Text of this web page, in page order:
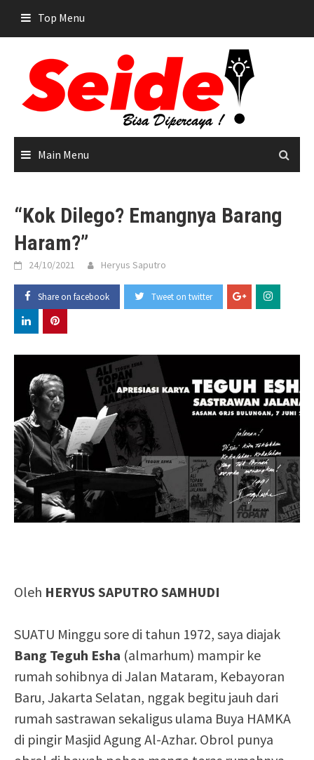
content
Top Menu
Main Menu
“Kok Dilego? Emangnya Barang
Haram?”
24/10/2021 Heryus Saputro
Share on facebook Tweet on twitter
Oleh HERYUS SAPUTRO SAMHUDI
SUATU Minggu sore di tahun 1972, saya diajak
Bang Teguh Esha (almarhum) mampir ke
rumah sohibnya di Jalan Mataram, Kebayoran
Baru, Jakarta Selatan, nggak begitu jauh dari
rumah sastrawan sekaligus ulama Buya HAMKA
di pingir Masjid Agung Al-Azhar. Obrol punya